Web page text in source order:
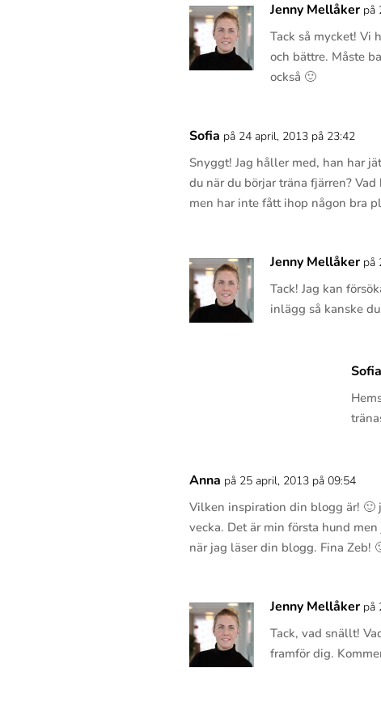
Jenny Mellåker på
Tack så mycket! Vi
och bättre. Måste
också 🙂
Sofia på 24 april, 2013 på 23:42
Snyggt! Jag håller med, han har
du när du börjar träna fjärren?
men har inte fått ihop någon bra
Jenny Mellåker på
Tack! Jag kan
inlägg så kanske
Sofia
Anna på 25 april, 2013 på 09:54
Vilken inspiration din blogg är! 🙂
vecka. Det är min första hund
när jag läser din blogg. Fina Zeb!
Jenny Mellåker på
Tack, vad snällt!
framför dig.